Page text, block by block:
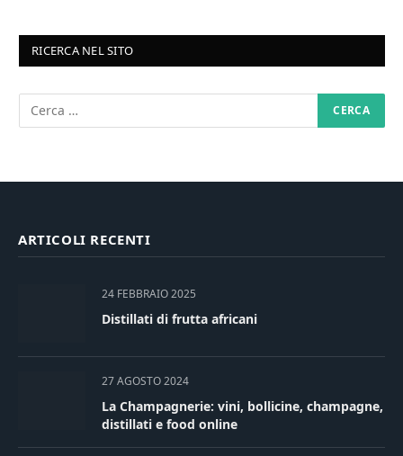
RICERCA NEL SITO
ARTICOLI RECENTI
24 FEBBRAIO 2025
Distillati di frutta africani
27 AGOSTO 2024
La Champagnerie: vini, bollicine, champagne,
distillati e food online